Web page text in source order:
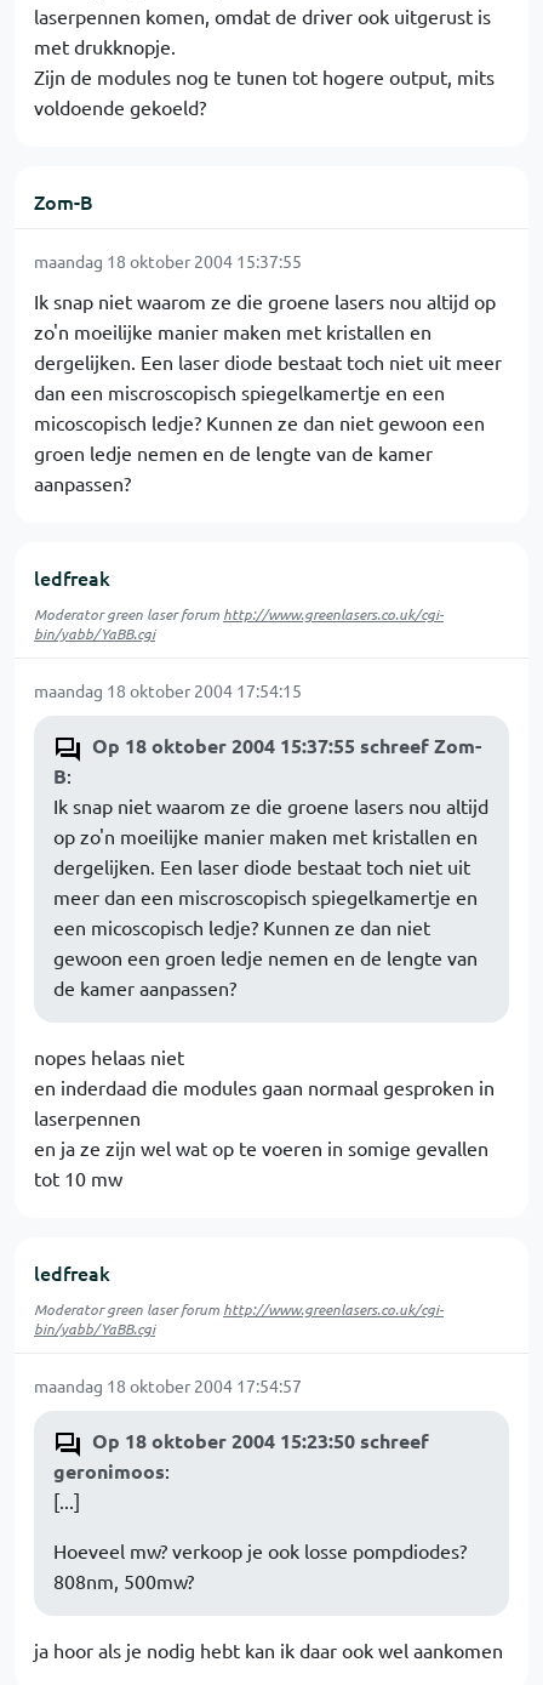
laserpennen komen, omdat de driver ook uitgerust is
met drukknopje.
Zijn de modules nog te tunen tot hogere output, mits
voldoende gekoeld?
Zom-B
maandag 18 oktober 2004 15:37:55
Ik snap niet waarom ze die groene lasers nou altijd op
zo'n moeilijke manier maken met kristallen en
dergelijken. Een laser diode bestaat toch niet uit meer
dan een miscroscopisch spiegelkamertje en een
micoscopisch ledje? Kunnen ze dan niet gewoon een
groen ledje nemen en de lengte van de kamer
aanpassen?
ledfreak
Moderator green laser forum http://www.greenlasers.co.uk/cgi-
bin/yabb/YaBB.cgi
maandag 18 oktober 2004 17:54:15
Op 18 oktober 2004 15:37:55 schreef Zom-
B:
Ik snap niet waarom ze die groene lasers nou altijd
op zo'n moeilijke manier maken met kristallen en
dergelijken. Een laser diode bestaat toch niet uit
meer dan een miscroscopisch spiegelkamertje en
een micoscopisch ledje? Kunnen ze dan niet
gewoon een groen ledje nemen en de lengte van
de kamer aanpassen?
nopes helaas niet
en inderdaad die modules gaan normaal gesproken in
laserpennen
en ja ze zijn wel wat op te voeren in somige gevallen
tot 10 mw
ledfreak
Moderator green laser forum http://www.greenlasers.co.uk/cgi-
bin/yabb/YaBB.cgi
maandag 18 oktober 2004 17:54:57
Op 18 oktober 2004 15:23:50 schreef
geronimoos:
[...]
Hoeveel mw? verkoop je ook losse pompdiodes?
808nm, 500mw?
ja hoor als je nodig hebt kan ik daar ook wel aankomen